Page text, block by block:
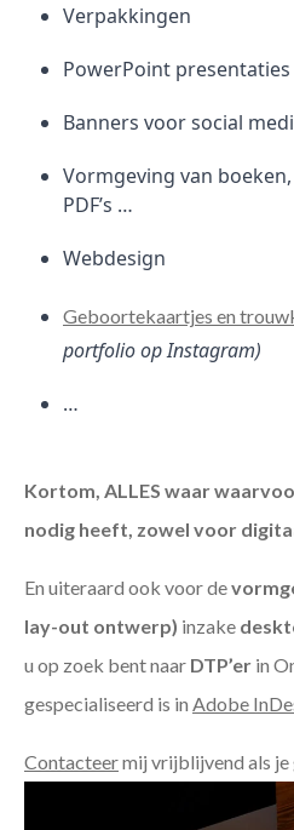
Verpakkingen
PowerPoint presentaties
Banners voor social
Vormgeving van
PDF’s …
Webdesign
Geboortekaartjes en
portfolio op Instagram)
…
Kortom, ALLES waar
nodig heeft, zowel voor
En uiteraard ook voor de
lay-out ontwerp) inzake
u op zoek bent naar DTP’er in
gespecialiseerd is in Adobe
Contacteermij vrijblijvend als je